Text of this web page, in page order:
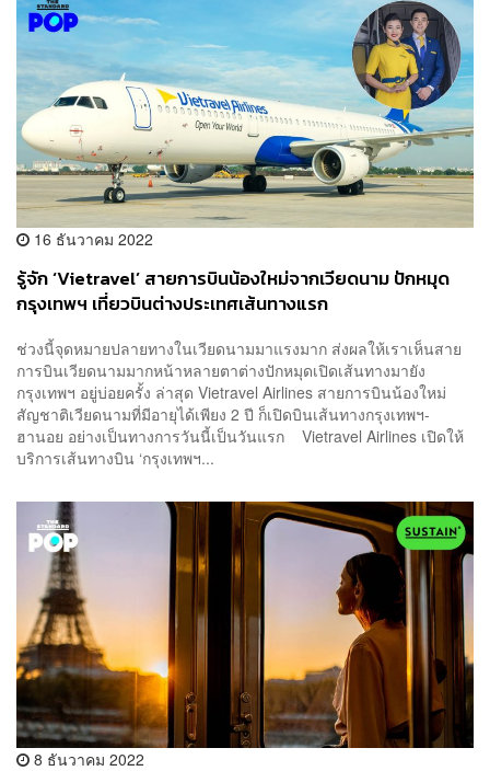
16 ธันวาคม 2022
รู้จัก ‘Vietravel’ สายการบินน้องใหม่จากเวียดนาม ปักหมุด
กรุงเทพฯ เที่ยวบินต่างประเทศเส้นทางแรก
ช่วงนี้จุดหมายปลายทางในเวียดนามมาแรงมาก ส่งผลให้เราเห็นสาย
การบินเวียดนามมากหน้าหลายตาต่างปักหมุดเปิดเส้นทางมายัง
กรุงเทพฯ อยู่บ่อยครั้ง ล่าสุด Vietravel Airlines สายการบินน้องใหม่
สัญชาติเวียดนามที่มีอายุได้เพียง 2 ปี ก็เปิดบินเส้นทางกรุงเทพฯ-
ฮานอย อย่างเป็นทางการวันนี้เป็นวันแรก Vietravel Airlines เปิดให้
บริการเส้นทางบิน ‘กรุงเทพฯ...
8 ธันวาคม 2022